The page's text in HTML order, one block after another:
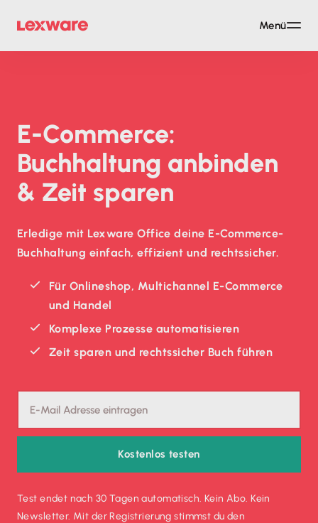
E-Commerce:
Buchhaltung anbinden
& Zeit sparen
Erledige mit Lexware Office deine E-Commerce-
Buchhaltung einfach, effizient und rechtssicher.
Für Onlineshop, Multichannel E-Commerce
und Handel
Komplexe Prozesse automatisieren
Zeit sparen und rechtssicher Buch führen
Kostenlos testen
Test endet nach 30 Tagen automatisch. Kein Abo. Kein
Newsletter. Mit der Registrierung stimmst du den
Menü